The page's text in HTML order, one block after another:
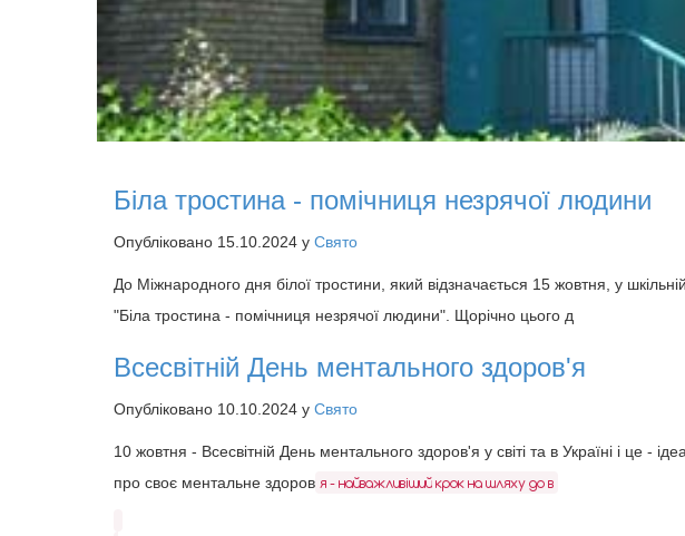
Біла тростина - помічниця незрячої людини
Опубліковано 15.10.2024 у Свято
До Міжнародного дня білої тростини, який відзначається 15 жовтня, у
"Біла тростина - помічниця незрячої людини". Щорічно цього д
Всесвітній День ментального здоров'я
Опубліковано 10.10.2024 у Свято
10 жовтня - Всесвітній День ментального здоров'я у світі та в Україні і це -
про своє ментальне здоров я - найважливіший крок на шляху до в